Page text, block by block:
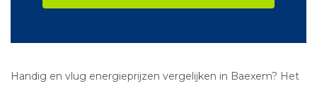
Handig en vlug energieprijzen vergelijken in Baexem? Het